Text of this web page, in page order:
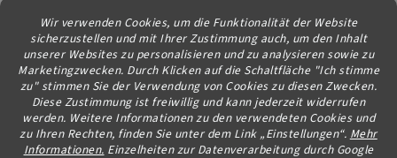
Wir verwenden Cookies, um die Funktionalität der Website
sicherzustellen und mit Ihrer Zustimmung auch, um den Inhalt
unserer Websites zu personalisieren und zu analysieren sowie zu
Marketingzwecken. Durch Klicken auf die Schaltfläche "Ich stimme
zu" stimmen Sie der Verwendung von Cookies zu diesen Zwecken.
Diese Zustimmung ist freiwillig und kann jederzeit widerrufen
werden. Weitere Informationen zu den verwendeten Cookies und
zu Ihren Rechten, finden Sie unter dem Link „Einstellungen“. Mehr
Informationen. Einzelheiten zur Datenverarbeitung durch Google
Kontakt
info@diagstore.at